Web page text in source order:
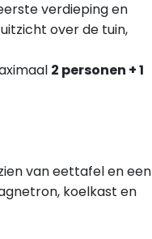
verdieping en
over de tuin,
2 personen + 1
van eettafel en een
koelkast en